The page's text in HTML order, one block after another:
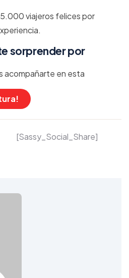
viajeros felices por
sorprender por
acompañarte en esta
[Sassy_Social_Share]